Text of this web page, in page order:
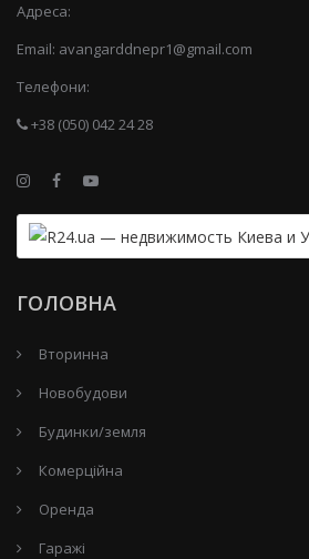
Адреса:
Email: avangarddnepr1@gmail.com
Телефони:
+38 (050) 042 24 28
ГОЛОВНА
Вторинна
Новобудови
Будинки/земля
Комерційна
Оренда
Гаражі